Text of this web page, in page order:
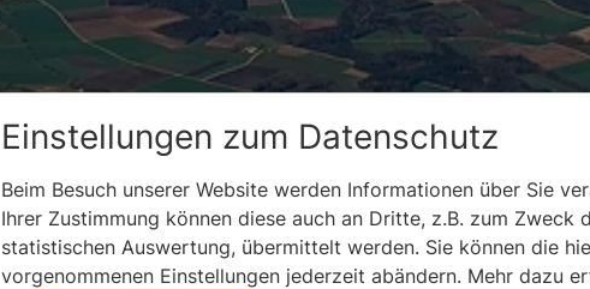
Einstellungen zum Datenschutz
Beim Besuch unserer Website werden Informationen über Sie
Ihrer Zustimmung können diese auch an Dritte, z.B. zum Zweck
statistischen Auswertung, übermittelt werden. Sie können die
vorgenommenen Einstellungen jederzeit abändern. Mehr dazu